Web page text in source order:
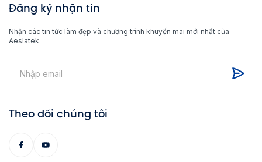
Đăng ký nhận tin
Nhận các tin tức làm đẹp và chương trình khuyến mãi mới nhất của
Aeslatek
Theo dõi chúng tôi